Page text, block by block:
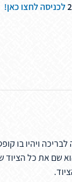
לכניסה לחצו כאן!
ויהיו בו
שם את כל הציוד